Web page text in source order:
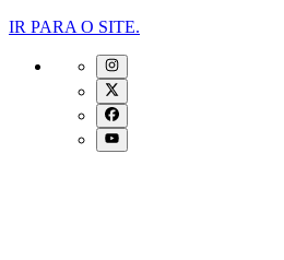
IR PARA O SITE.